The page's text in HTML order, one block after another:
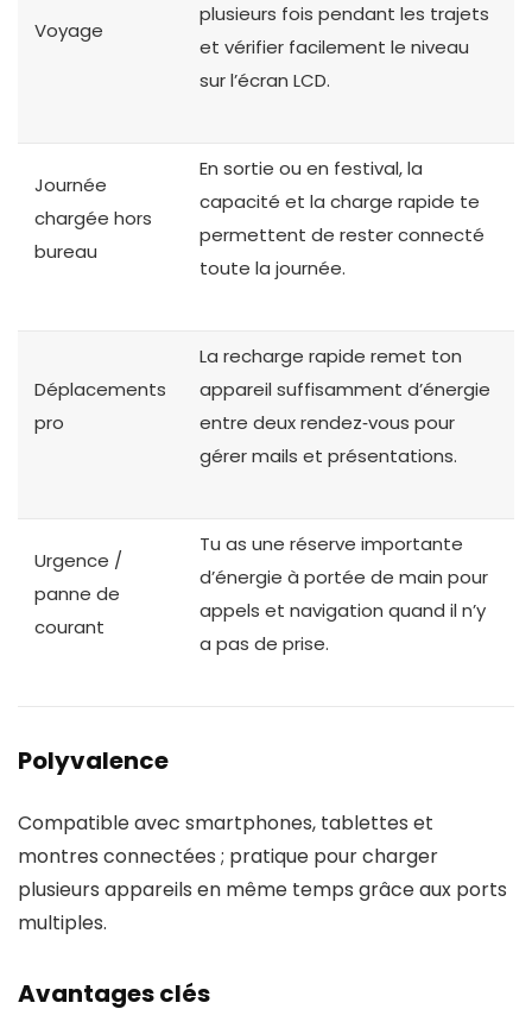
Voyage
plusieurs fois pendant les trajets
et vérifier facilement le niveau
sur l’écran LCD.
Journée
chargée hors
bureau
En sortie ou en festival, la
capacité et la charge rapide te
permettent de rester connecté
toute la journée.
Déplacements
pro
La recharge rapide remet ton
appareil suffisamment d’énergie
entre deux rendez‑vous pour
gérer mails et présentations.
Urgence /
panne de
courant
Tu as une réserve importante
d’énergie à portée de main pour
appels et navigation quand il n’y
a pas de prise.
Polyvalence
Compatible avec smartphones, tablettes et
montres connectées ; pratique pour charger
plusieurs appareils en même temps grâce aux ports
multiples.
Avantages clés